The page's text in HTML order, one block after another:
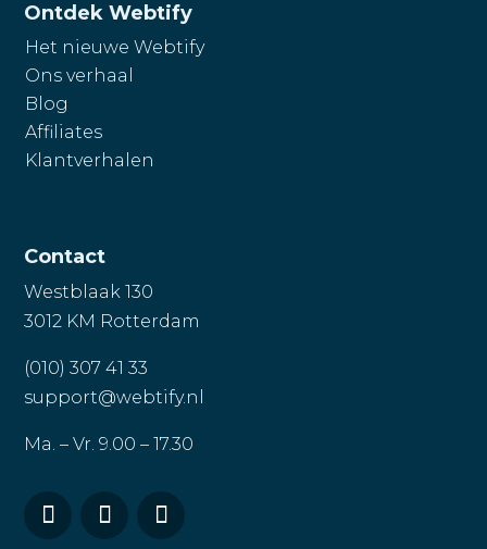
Ontdek Webtify
Het nieuwe Webtify
Ons verhaal
Blog
Affiliates
Klantverhalen
Contact
Westblaak 130
3012 KM Rotterdam
(010) 307 41 33
support@webtify.nl
Ma. – Vr. 9.00 – 17.30